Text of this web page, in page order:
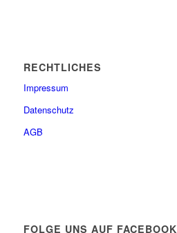
RECHTLICHES
Impressum
Datenschutz
AGB
FOLGE UNS AUF FACEBOOK